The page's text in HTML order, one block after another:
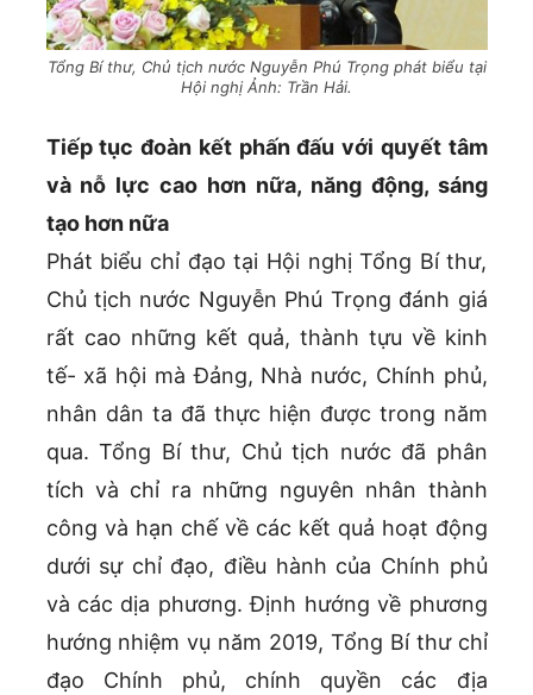
Tổng Bí thư, Chủ tịch nước Nguyễn Phú Trọng phát biểu tại
Hội nghị Ảnh: Trần Hải.
Tiếp tục đoàn kết phấn đấu với quyết tâm
và nỗ lực cao hơn nữa, năng động, sáng
tạo hơn nữa
Phát biểu chỉ đạo tại Hội nghị Tổng Bí thư,
Chủ tịch nước Nguyễn Phú Trọng đánh giá
rất cao những kết quả, thành tựu về kinh
tế- xã hội mà Đảng, Nhà nước, Chính phủ,
nhân dân ta đã thực hiện được trong năm
qua. Tổng Bí thư, Chủ tịch nước đã phân
tích và chỉ ra những nguyên nhân thành
công và hạn chế về các kết quả hoạt động
dưới sự chỉ đạo, điều hành của Chính phủ
và các dịa phương. Định hướng về phương
hướng nhiệm vụ năm 2019, Tổng Bí thư chỉ
đạo Chính phủ, chính quyền các địa